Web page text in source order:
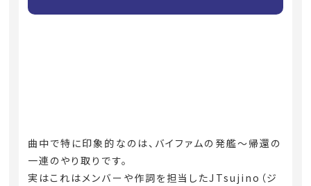
曲中で特に印象的なのは、バイファムの発艦〜帰還の
一連のやり取りです。
実はこれはメンバーや作詞を担当したJTsujino（ジ